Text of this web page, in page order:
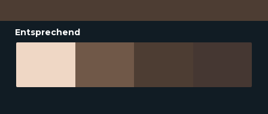
Entsprechend